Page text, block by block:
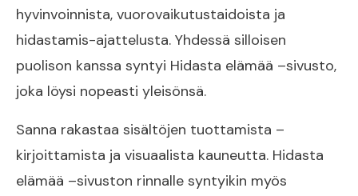
hyvinvoinnista, vuorovaikutustaidoista ja
hidastamis-ajattelusta. Yhdessä silloisen
puolison kanssa syntyi Hidasta elämää –sivusto,
joka löysi nopeasti yleisönsä.
Sanna rakastaa sisältöjen tuottamista –
kirjoittamista ja visuaalista kauneutta. Hidasta
elämää –sivuston rinnalle syntyikin myös